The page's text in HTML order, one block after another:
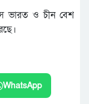
ভারত ও চীন বেশ
WhatsApp